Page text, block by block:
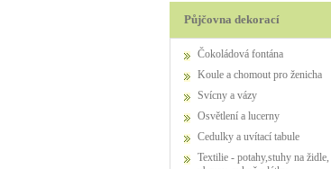
Půjčovna dekorací
Čokoládová fontána
Koule a chomout pro ženicha
Svícny a vázy
Osvětlení a lucerny
Cedulky a uvítací tabule
Textilie - potahy,stuhy na židle,